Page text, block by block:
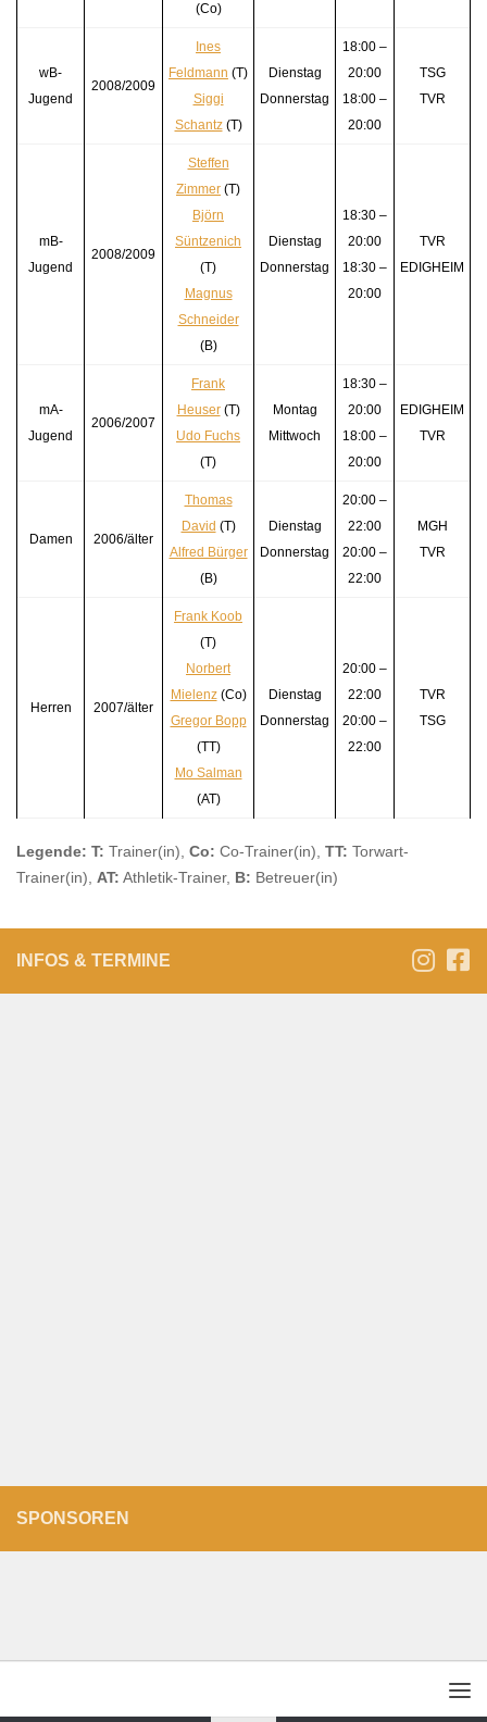
(Co)
wB-
Jugend
2008/2009
Ines
Feldmann (T)
Siggi
Schantz(T)
Dienstag
Donnerstag
18:00 –
20:00
18:00 –
20:00
TSG
TVR
mB-
Jugend
2008/2009
Steffen
Zimmer (T)
Björn
Süntzenich
(T)
Magnus
Schneider
(B)
Dienstag
Donnerstag
18:30 –
20:00
18:30 –
20:00
TVR
EDIGHEIM
mA-
Jugend
2006/2007
Frank
Heuser(T)
Udo Fuchs
(T)
Montag
Mittwoch
18:30 –
20:00
18:00 –
20:00
EDIGHEIM
TVR
Damen 2006/älter
Thomas
David (T)
Alfred Bürger
(B)
Dienstag
Donnerstag
20:00 –
22:00
20:00 –
22:00
MGH
TVR
Herren 2007/älter
Frank Koob
(T)
Norbert
Mielenz(Co)
Gregor Bopp
(TT)
Mo Salman
(AT)
Dienstag
Donnerstag
20:00 –
22:00
20:00 –
22:00
TVR
TSG
Legende: T: Trainer(in), Co: Co-Trainer(in), TT: Torwart-
Trainer(in), AT: Athletik-Trainer, B: Betreuer(in)
INFOS & TERMINE
SPONSOREN